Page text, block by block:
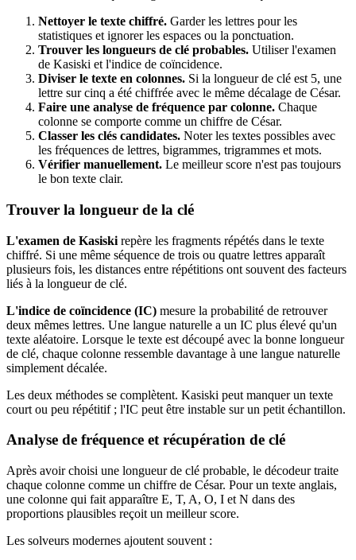
Nettoyer le texte chiffré. Garder les lettres pour les
statistiques et ignorer les espaces ou la ponctuation.
Trouver les longueurs de clé probables. Utiliser l'examen
de Kasiski et l'indice de coïncidence.
Diviser le texte en colonnes. Si la longueur de clé est 5, une
lettre sur cinq a été chiffrée avec le même décalage de César.
Faire une analyse de fréquence par colonne. Chaque
colonne se comporte comme un chiffre de César.
Classer les clés candidates. Noter les textes possibles avec
les fréquences de lettres, bigrammes, trigrammes et mots.
Vérifier manuellement. Le meilleur score n'est pas toujours
le bon texte clair.
Trouver la longueur de la clé
L'examen de Kasiski repère les fragments répétés dans le texte
chiffré. Si une même séquence de trois ou quatre lettres apparaît
plusieurs fois, les distances entre répétitions ont souvent des facteurs
liés à la longueur de clé.
L'indice de coïncidence (IC) mesure la probabilité de retrouver
deux mêmes lettres. Une langue naturelle a un IC plus élevé qu'un
texte aléatoire. Lorsque le texte est découpé avec la bonne longueur
de clé, chaque colonne ressemble davantage à une langue naturelle
simplement décalée.
Les deux méthodes se complètent. Kasiski peut manquer un texte
court ou peu répétitif ; l'IC peut être instable sur un petit échantillon.
Analyse de fréquence et récupération de clé
Après avoir choisi une longueur de clé probable, le décodeur traite
chaque colonne comme un chiffre de César. Pour un texte anglais,
une colonne qui fait apparaître E, T, A, O, I et N dans des
proportions plausibles reçoit un meilleur score.
Les solveurs modernes ajoutent souvent :